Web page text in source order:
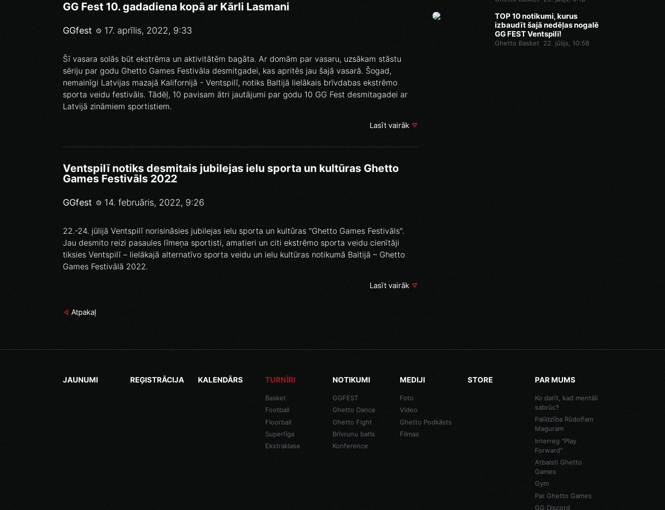
GG Fest 10. gadadiena kopā ar Kārli Lasmani
GGfest 17. aprīlis, 2022, 9:33
Šī vasara solās būt ekstrēma un aktivitātēm bagāta. Ar domām par vasaru, uzsākam stāstu
sēriju par godu Ghetto Games Festivāla desmitgadei, kas apritēs jau šajā vasarā. Šogad,
nemainīgi Latvijas mazajā Kalifornijā - Ventspilī, notiks Baltijā lielākais brīvdabas ekstrēmo
sporta veidu festivāls. Tādēļ, 10 pavisam ātri jautājumi par godu 10 GG Fest desmitagadei ar
Latvijā zināmiem sportistiem.
Lasīt vairāk
Ventspilī notiks desmitais jubilejas ielu sporta un kultūras Ghetto
Games Festivāls 2022
GGfest 14. februāris, 2022, 9:26
22.-24. jūlijā Ventspilī norisināsies jubilejas ielu sporta un kultūras "Ghetto Games Festivāls".
Jau desmito reizi pasaules līmeņa sportisti, amatieri un citi ekstrēmo sporta veidu cienītāji
tiksies Ventspilī – lielākajā alternatīvo sporta veidu un ielu kultūras notikumā Baltijā – Ghetto
Games Festivālā 2022.
Lasīt vairāk
Atpakaļ
TOP 10 notikumi, kurus
izbaudīt šajā nedēļas nogalē
GG FEST Ventspilī!
Ghetto Basket 22. jūlijs, 10:58
JAUNUMI REĢISTRĀCIJA KALENDĀRS TURNĪRI
Basket
Football
Floorball
Superlīga
Ekstraklase
NOTIKUMI
GGFEST
Ghetto Dance
Ghetto Fight
Brīvrunu batls
Konference
MEDIJI
Foto
Video
Ghetto Podkāsts
Filmas
STORE PAR MUMS
Ko darīt, kad mentāli
sabrūc?
Palīdzība Rūdolfam
Maguram
Interreg "Play
Forward"
Atbalsti Ghetto
Games
Gym
Par Ghetto Games
GG Discord